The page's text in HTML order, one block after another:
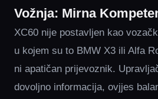
Vožnja: Mirna
XC60 nije postavljen kao
u kojem su to BMW X3 ili Alfa
ni apatičan prijevoznik.
dovoljno informacija, ovjjes